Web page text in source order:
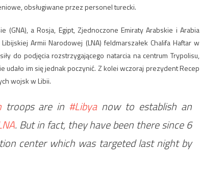
obsługiwane przez personel turecki.
a Rosja, Egipt, Zjednoczone Emiraty Arabskie i Arabia
Armii Narodowej (LNA) feldmarszałek Chalifa Haftar w
do podjęcia rozstrzygającego natarcia na centrum Trypolisu,
udało im się jednak poczynić. Z kolei wczoraj prezydent Recep
wojsk w Libii.
troops are in #Libyanow to establish an
. But in fact, they have been there since 6
center which was targeted last night by